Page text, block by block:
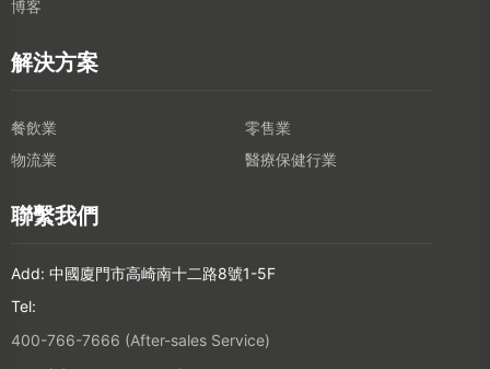
博客
解決方案
餐飲業
零售業
物流業
醫療保健行業
聯繫我們
Add: 中國廈門市高崎南十二路8號1-5F
Tel:
400-766-7666 (After-sales Service)